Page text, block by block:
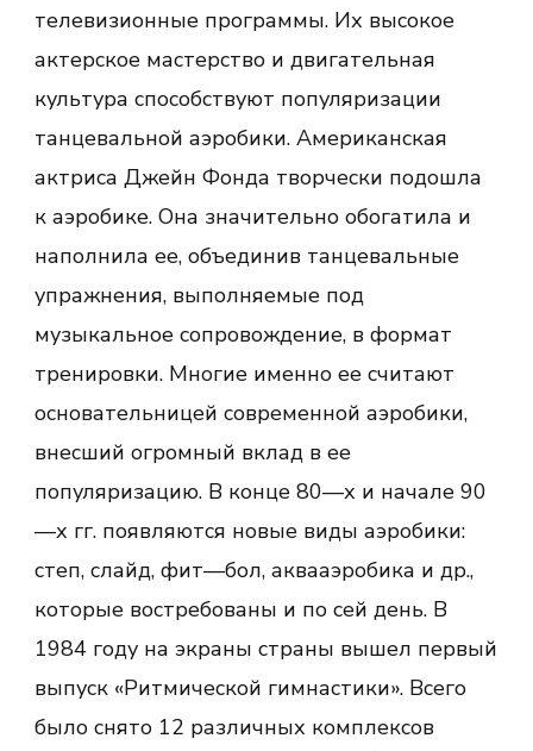
телевизионные программы. Их высокое
актерское мастерство и двигательная
культура способствуют популяризации
танцевальной аэробики. Американская
актриса Джейн Фонда творчески подошла
к аэробике. Она значительно обогатила и
наполнила ее, объединив танцевальные
упражнения, выполняемые под
музыкальное сопровождение, в формат
тренировки. Многие именно ее считают
основательницей современной аэробики,
внесший огромный вклад в ее
популяризацию. В конце 80—х и начале 90
—х гг. появляются новые виды аэробики:
степ, слайд, фит—бол, аквааэробика и др.,
которые востребованы и по сей день. В
1984 году на экраны страны вышел первый
выпуск «Ритмической гимнастики». Всего
было снято 12 различных комплексов